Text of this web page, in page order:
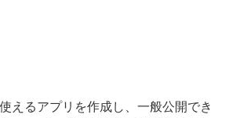
えるアプリを作成し、一般公開でき